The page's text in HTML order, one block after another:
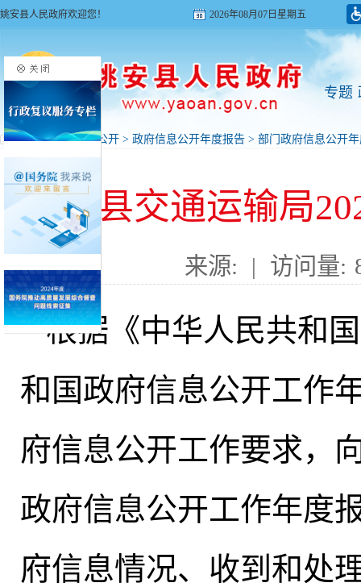
姚安县人民政府欢迎您！ 2026年08月07日星期五
专题
首页>政府信息公开 > 政府信息公开年度报告 > 部门政府信息公开
姚安县交通运输局
来源: | 访问量:
根据《中华人民共和
和国政府信息公开工作
府信息公开工作要求，
政府信息公开工作年度
府信息情况、收到和处